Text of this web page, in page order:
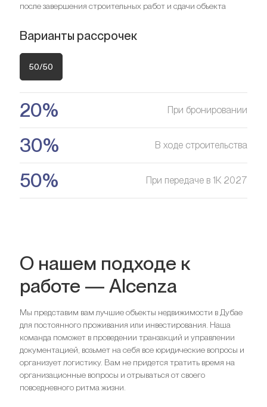
инвестиций?
цене
Ищете выгодный вариант для
инвестиций?
Мы поможем вам приобрести актив, который растёт в
после завершения строительных работ и сдачи объекта
Варианты рассрочек
50/50
20% При бронировании
30% В ходе строительства
50% При передаче в 1К 2027
О нашем подходе к
работе — Alcenza
Мы представим вам лучшие объекты недвижимости в Дубае
для постоянного проживания или инвестирования. Наша
команда поможет в проведении транзакций и управлении
документацией, возьмет на себя все юридические вопросы и
организует логистику. Вам не придется тратить время на
организационные вопросы и отрываться от своего
повседневного ритма жизни.